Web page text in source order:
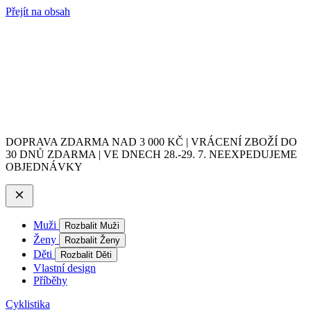
Přejít na obsah
DOPRAVA ZDARMA NAD 3 000 KČ | VRÁCENÍ ZBOŽÍ DO
30 DNŮ ZDARMA | VE DNECH 28.-29. 7. NEEXPEDUJEME
OBJEDNÁVKY
Muži Rozbalit Muži
Ženy Rozbalit Ženy
Děti Rozbalit Děti
Vlastní design
Příběhy
Cyklistika